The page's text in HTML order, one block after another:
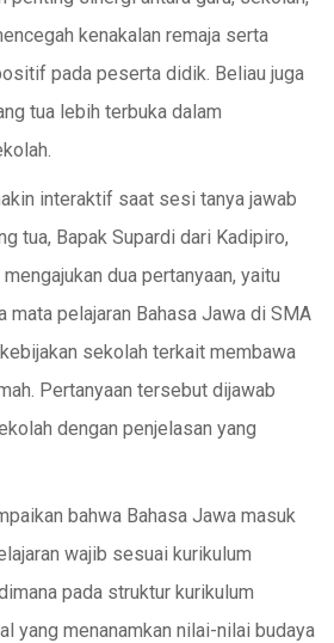
kenakalan remaja serta
pada peserta didik. Beliau juga
tua lebih terbuka dalam
interaktif saat sesi tanya jawab
tua, Bapak Supardi dari Kadipiro,
dua pertanyaan, yaitu
mata pelajaran Bahasa Jawa di SMA
sekolah terkait membawa
Pertanyaan tersebut dijawab
dengan penjelasan yang
bahwa Bahasa Jawa masuk
wajib sesuai kurikulum
pada struktur kurikulum
yang menanamkan nilai-nilai budaya